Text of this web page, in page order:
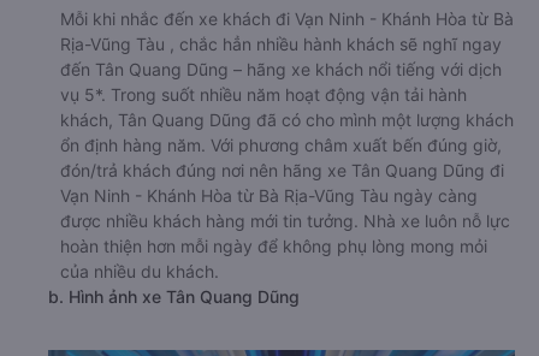
Mỗi khi nhắc đến xe khách đi Vạn Ninh - Khánh Hòa từ Bà
Rịa-Vũng Tàu , chắc hẳn nhiều hành khách sẽ nghĩ ngay
đến Tân Quang Dũng – hãng xe khách nổi tiếng với dịch
vụ 5*. Trong suốt nhiều năm hoạt động vận tải hành
khách, Tân Quang Dũng đã có cho mình một lượng khách
ổn định hàng năm. Với phương châm xuất bến đúng giờ,
đón/trả khách đúng nơi nên hãng xe Tân Quang Dũng đi
Vạn Ninh - Khánh Hòa từ Bà Rịa-Vũng Tàu ngày càng
được nhiều khách hàng mới tin tưởng. Nhà xe luôn nỗ lực
hoàn thiện hơn mỗi ngày để không phụ lòng mong mỏi
của nhiều du khách.
b. Hình ảnh xe Tân Quang Dũng